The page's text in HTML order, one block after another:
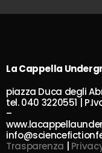
La Cappella
piazza Duca degli
tel. 040 3220551 |
–
Trasparenza